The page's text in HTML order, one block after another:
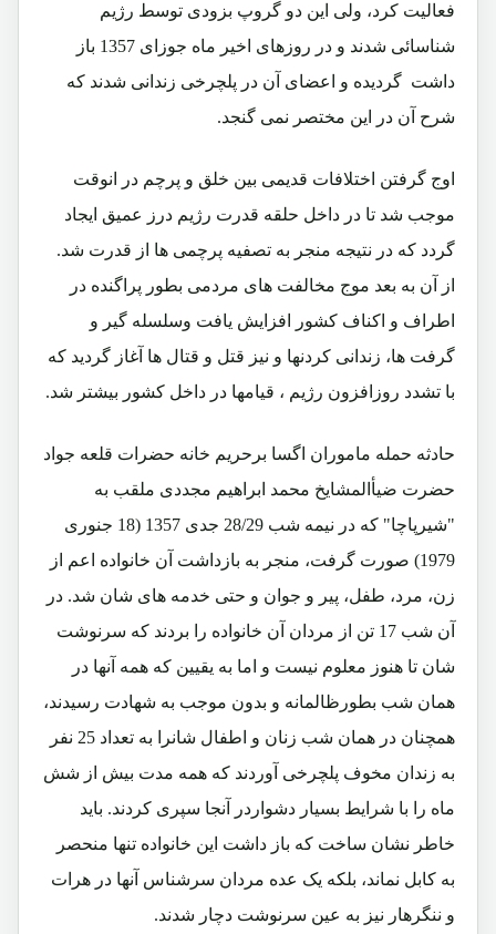
فعالیت کرد، ولی این دو گروپ بزودی توسط رژیم
شناسائی شدند و در روزهای اخیر ماه جوزای 1357 باز
داشت گردیده و اعضای آن در پلچرخی زندانی شدند که
شرح آن در این مختصر نمی گنجد.
اوج گرفتن اختلافات قدیمی بین خلق و پرچم در انوقت
موجب شد تا در داخل حلقه قدرت رژیم درز عمیق ایجاد
گردد که در نتیجه منجر به تصفیه پرچمی ها از قدرت شد.
از آن به بعد موج مخالفت های مردمی بطور پراگنده در
اطراف و اکناف کشور افزایش یافت وسلسله گیر و
گرفت ها، زندانی کردنها و نیز قتل و قتال ها آغاز گردید که
با تشدد روزافزون رژیم ، قیامها در داخل کشور بیشتر شد.
حادثه حمله ماموران اگسا برحریم خانه حضرات قلعه جواد
حضرت ضیأالمشایخ محمد ابراهیم مجددی ملقب به
"شیرپاچا" که در نیمه شب 28/29 جدی 1357 (18 جنوری
1979) صورت گرفت، منجر به بازداشت آن خانواده اعم از
زن، مرد، طفل، پیر و جوان و حتی خدمه های شان شد. در
آن شب 17 تن از مردان آن خانواده را بردند که سرنوشت
شان تا هنوز معلوم نیست و اما به یقیین که همه آنها در
همان شب بطورظالمانه و بدون موجب به شهادت رسیدند،
همچنان در همان شب زنان و اطفال شانرا به تعداد 25 نفر
به زندان مخوف پلچرخی آوردند که همه مدت بیش از شش
ماه را با شرایط بسیار دشواردر آنجا سپری کردند. باید
خاطر نشان ساخت که باز داشت این خانواده تنها منحصر
به کابل نماند، بلکه یک عده مردان سرشناس آنها در هرات
و ننگرهار نیز به عین سرنوشت دچار شدند.